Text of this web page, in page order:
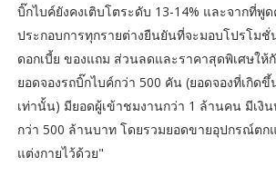
บิ๊กไบค์ยังคงเติบโตระดับ 13-14% และจากที่พู
ประกอบการทุกรายต่างยืนยันที่จะมอบโปรโมชั่
ดอกเบี้ย ของแถม ส่วนลดและราคาสุดพิเศษให้
ยอดจองรถบิ๊กไบค์กว่า 500 คัน (ยอดจองที่เกิด
เท่านั้น) มียอดผู้เข้าชมงานกว่า 1 ล้านคน มีเงิ
กว่า 500 ล้านบาท โดยรวมยอดขายอุปกรณ์ตก
แต่งกายไว้ด้วย"